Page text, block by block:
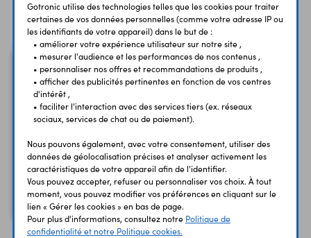
Vous avez déja consulté
74HC221D
Double monostable
Gotronic utilise des technologies telles que les cookies pour traiter
certaines de vos données personnelles (comme votre adresse IP ou
les identifiants de votre appareil) dans le but de :
• améliorer votre expérience utilisateur sur notre site ,
• mesurer l'audience et les performances de nos contenus ,
• personnaliser nos offres et recommandations de produits ,
• afficher des publicités pertinentes en fonction de vos centres
d'intérêt ,
• faciliter l'interaction avec des services tiers (ex. réseaux
sociaux, services de chat ou de paiement).
Nous pouvons également, avec votre consentement, utiliser des
données de géolocalisation précises et analyser activement les
caractéristiques de votre appareil afin de l'identifier.
Vous pouvez accepter, refuser ou personnaliser vos choix. À tout
moment, vous pouvez modifier vos préférences en cliquant sur le
lien « Gérer les cookies » en bas de page.
Pour plus d'informations, consultez notre Politique de
confidentialité et notre Politique cookies.